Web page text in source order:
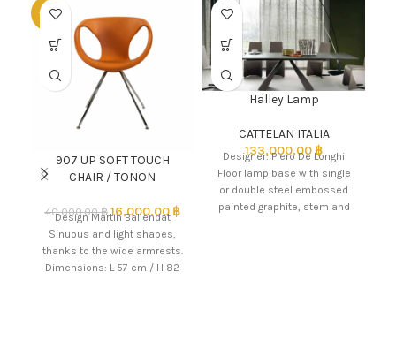
-60%
907 UP SOFT TOUCH
CHAIR / TONON
40,000.00฿ 16,000.00 ฿
Design Martin Ballendat
Sinuous and light shapes,
thanks to the wide armrests.
Dimensions: L 57 cm / H 82
Halley Lamp
CATTELAN ITALIA
133,000.00฿
Designer: Piero De Longhi
Floor lamp base with single
or double steel embossed
painted graphite, stem and